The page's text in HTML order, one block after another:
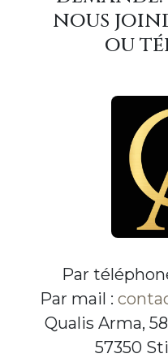
nous
ou
Par
Par mail :
Qualis Arma,
57350